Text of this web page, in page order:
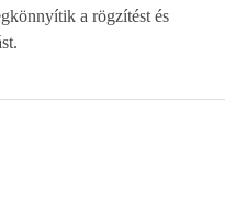
a rögzítést és